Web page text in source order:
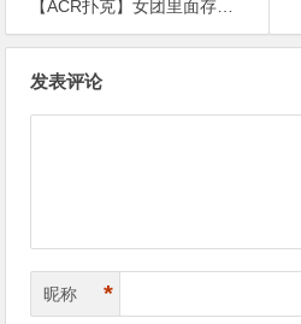
【ACR扑克】女团里面存在霸凌现象？卢静直播过程中门外传来求救声
发表评论
昵称 *